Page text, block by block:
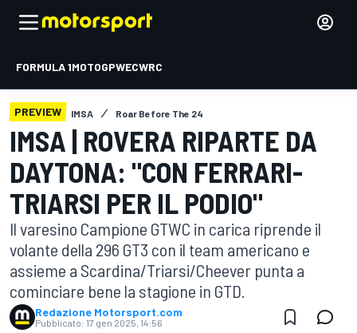
FORMULA 1MOTOGPWECWRC
PREVIEW IMSA Roar Before The 24
IMSA | ROVERA RIPARTE DA
DAYTONA: "CON FERRARI-
TRIARSI PER IL PODIO"
Il varesino Campione GTWC in carica riprende il
volante della 296 GT3 con il team americano e
assieme a Scardina/Triarsi/Cheever punta a
cominciare bene la stagione in GTD.
Redazione Motorsport.com
Pubblicato: 17 gen 2025, 14:56